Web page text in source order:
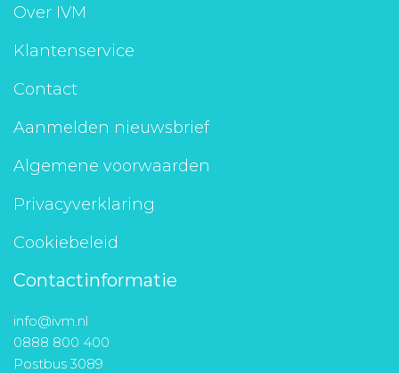
Over IVM
Klantenservice
Contact
Aanmelden nieuwsbrief
Algemene voorwaarden
Privacyverklaring
Cookiebeleid
Contactinformatie
info@ivm.nl
0888 800 400
Postbus 3089